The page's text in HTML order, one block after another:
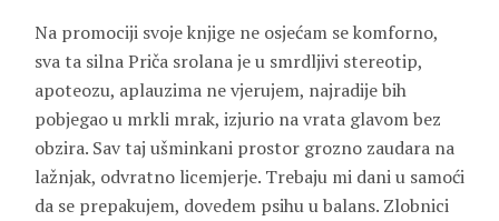
Na promociji svoje knjige ne osjećam se komforno,
sva ta silna Priča srolana je u smrdljivi stereotip,
apoteozu, aplauzima ne vjerujem, najradije bih
pobjegao u mrkli mrak, izjurio na vrata glavom bez
obzira. Sav taj ušminkani prostor grozno zaudara na
lažnjak, odvratno licemjerje. Trebaju mi dani u samoći
da se prepakujem, dovedem psihu u balans. Zlobnici